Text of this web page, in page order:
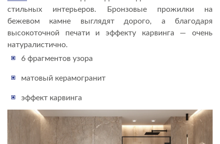
стильных интерьеров. Бронзовые прожилки на
бежевом камне выглядят дорого, а благодаря
высокоточной печати и эффекту карвинга — очень
натуралистично.
6 фрагментов узора
матовый керамогранит
эффект карвинга